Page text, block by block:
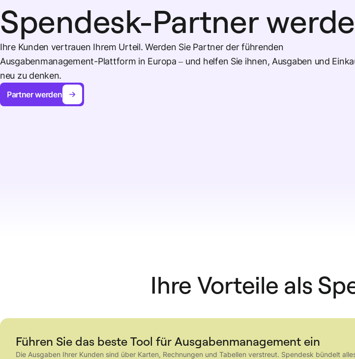
Spendesk-Partner
Ihre Kunden vertrauen Ihrem Urteil. Werden Sie Partner der führenden
Ausgabenmanagement-Plattform in Europa – und helfen Sie ihnen, Ausgaben und
neu zu denken.
Partner werden
Ihre Vorteile als
Führen Sie das beste Tool für Ausgabenmanagement ein
Die Ausgaben Ihrer Kunden sind über Karten, Rechnungen und Tabellen verstreut. Spendesk bündelt